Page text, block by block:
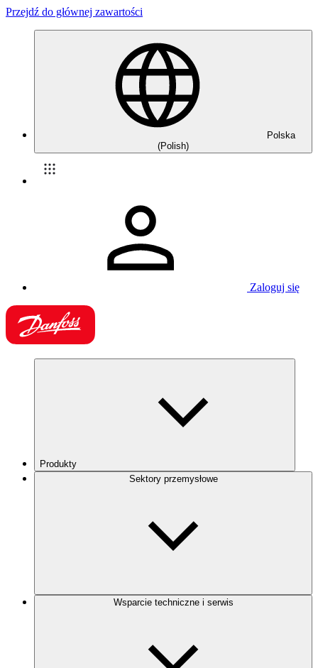
Przejdź do głównej zawartości
Polska
(Polish)
Zaloguj się
Produkty
Sektory przemysłowe
Wsparcie techniczne i serwis